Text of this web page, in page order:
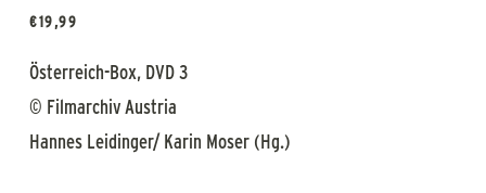
€19,99
Österreich-Box, DVD 3
© Filmarchiv Austria
Hannes Leidinger/ Karin Moser (Hg.)